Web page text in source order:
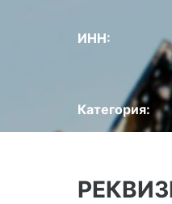
ИНН:
Категория: